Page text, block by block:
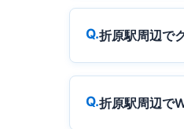
折原駅周辺で
折原駅周辺で